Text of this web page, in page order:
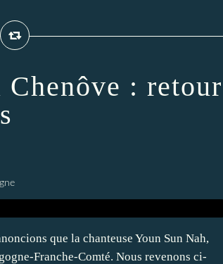
Chenôve : retour
que la chanteuse Youn Sun Nah,
Franche-Comté. Nous revenons ci-